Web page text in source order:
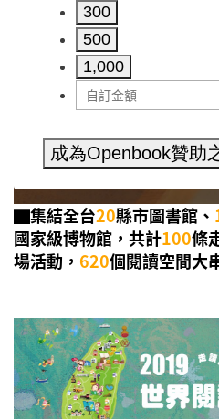
300
500
1,000
成為Openbook贊助
▇集結全台20縣市圖書館、
國家級博物館，共計100條
場活動， 620個閱讀空間大